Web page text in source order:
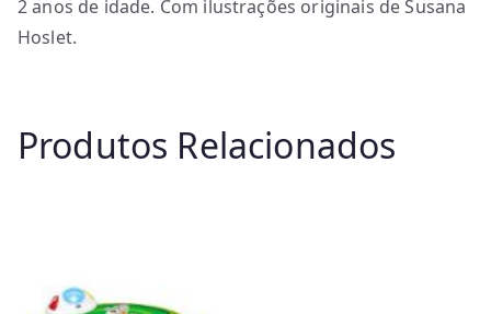
2 anos de idade. Com ilustrações originais de Susana
Hoslet.
Produtos Relacionados